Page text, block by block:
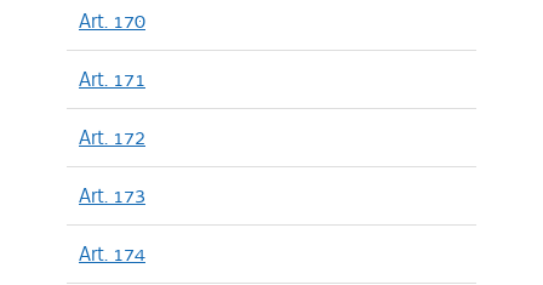
Art. 170
Art. 171
Art. 172
Art. 173
Art. 174